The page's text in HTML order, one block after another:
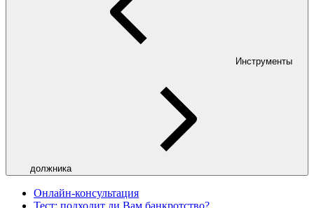
Инструменты
должника
Онлайн-консультация
Тест: подходит ли Вам банкротство?